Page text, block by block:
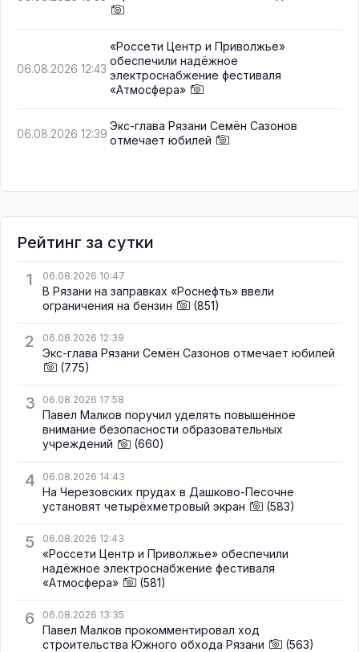
06.08.2026 12:43
«Россети Центр и Приволжье»
обеспечили надёжное
электроснабжение фестиваля
«Атмосфера»
06.08.2026 12:39
Экс-глава Рязани Семён Сазонов
отмечает юбилей
Рейтинг за сутки
1
06.08.2026 10:47
В Рязани на заправках «Роснефть» ввели
ограничения на бензин
(851)
2 06.08.2026 12:39
Экс-глава Рязани Семён Сазонов отмечает юбилей
(775)
3 06.08.2026 17:58
Павел Малков поручил уделять повышенное
внимание безопасности образовательных
учреждений
(660)
4 06.08.2026 14:43
На Черезовских прудах в Дашково-Песочне
установят четырёхметровый экран
(583)
5 06.08.2026 12:43
«Россети Центр и Приволжье» обеспечили
надёжное электроснабжение фестиваля
«Атмосфера»
(581)
6 06.08.2026 13:35
Павел Малков прокомментировал ход
строительства Южного обхода Рязани
(563)